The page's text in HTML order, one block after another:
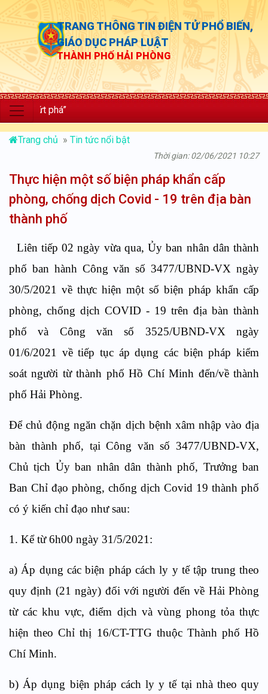
TRANG THÔNG TIN ĐIỆN TỬ PHỔ BIẾN,
GIÁO DỤC PHÁP LUẬT
THÀNH PHỐ HẢI PHÒNG
Trang chủ » Tin tức nổi bật
Thời gian: 02/06/2021 10:27
Thực hiện một số biện pháp khẩn cấp
phòng, chống dịch Covid - 19 trên địa bàn
thành phố
Liên tiếp 02 ngày vừa qua, Ủy ban nhân dân thành
phố ban hành Công văn số 3477/UBND-VX ngày
30/5/2021 về thực hiện một số biện pháp khẩn cấp
phòng, chống dịch COVID - 19 trên địa bàn thành
phố và Công văn số 3525/UBND-VX ngày
01/6/2021 về tiếp tục áp dụng các biện pháp kiểm
soát người từ thành phố Hồ Chí Minh đến/về thành
phố Hải Phòng.
Để chủ động ngăn chặn dịch bệnh xâm nhập vào địa
bàn thành phố, tại Công văn số 3477/UBND-VX,
Chủ tịch Ủy ban nhân dân thành phố, Trưởng ban
Ban Chỉ đạo phòng, chống dịch Covid 19 thành phố
có ý kiến chỉ đạo như sau:
1. Kể từ 6h00 ngày 31/5/2021:
a) Áp dụng các biện pháp cách ly y tế tập trung theo
quy định (21 ngày) đối với người đến về Hải Phòng
từ các khu vực, điểm dịch và vùng phong tỏa thực
hiện theo Chỉ thị 16/CT-TTG thuộc Thành phố Hồ
Chí Minh.
b) Áp dụng biện pháp cách ly y tế tại nhà theo quy